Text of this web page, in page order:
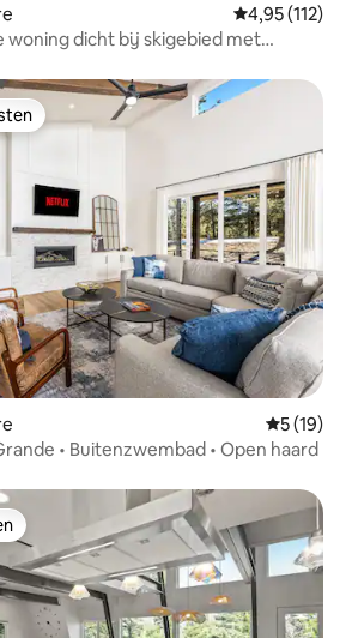
Gemiddelde
4,95 (112)
woning dicht bij skigebied met
5 (19)
• Buitenzwembad • Open haard